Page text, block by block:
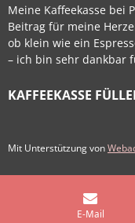
Meine Kaffeekasse bei
Beitrag für meine
ob klein wie ein
– ich bin sehr dankbar
KAFFEEKASSE
Mit Unterstützung von
E-Mail